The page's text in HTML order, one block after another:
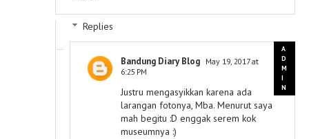
Replies
Bandung Diary Blog May 19, 2017 at
6:25 PM
Justru mengasyikkan karena ada
larangan fotonya, Mba. Menurut saya
mah begitu :D enggak serem kok
museumnya :)